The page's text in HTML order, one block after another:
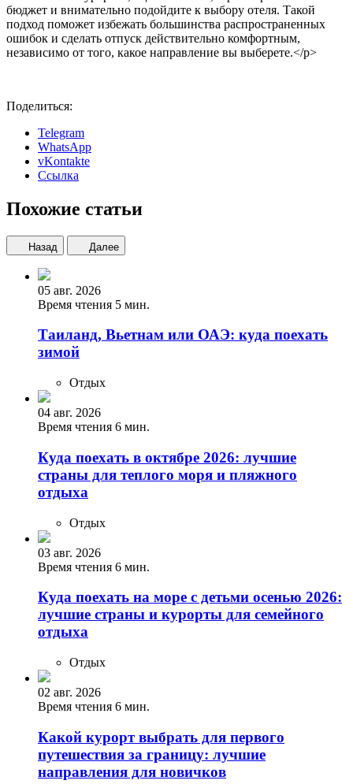
бюджет и внимательно подойдите к выбору отеля. Такой
подход поможет избежать большинства распространенных
ошибок и сделать отпуск действительно комфортным,
независимо от того, какое направление вы выберете.</p>
Поделиться:
Telegram
WhatsApp
vKontakte
Ссылка
Похожие статьи
Назад Далее
05 авг. 2026
Время чтения 5 мин.
Таиланд, Вьетнам или ОАЭ: куда поехать
зимой
Отдых
04 авг. 2026
Время чтения 6 мин.
Куда поехать в октябре 2026: лучшие
страны для теплого моря и пляжного
отдыха
Отдых
03 авг. 2026
Время чтения 6 мин.
Куда поехать на море с детьми осенью 2026:
лучшие страны и курорты для семейного
отдыха
Отдых
02 авг. 2026
Время чтения 6 мин.
Какой курорт выбрать для первого
путешествия за границу: лучшие
направления для новичков